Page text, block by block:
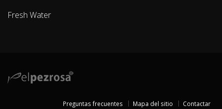
Fresh Water
Preguntas frecuentes Mapa del sitio Contactar